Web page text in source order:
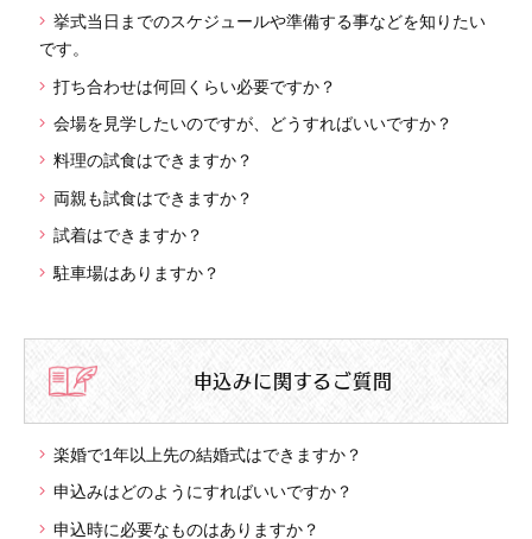
挙式当日までのスケジュールや準備する事などを知りたい
です。
打ち合わせは何回くらい必要ですか？
会場を見学したいのですが、どうすればいいですか？
料理の試食はできますか？
両親も試食はできますか？
試着はできますか？
駐車場はありますか？
申込みに関するご質問
楽婚で1年以上先の結婚式はできますか？
申込みはどのようにすればいいですか？
申込時に必要なものはありますか？